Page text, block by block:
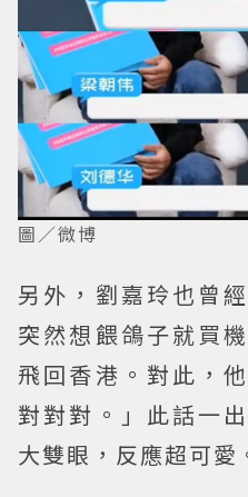
圖／微博
另外，劉嘉玲也曾
突然想餵鴿子就買
飛回香港。對此，
對對對。」此話一
大雙眼，反應超可愛